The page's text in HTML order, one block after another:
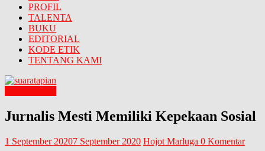
PROFIL
TALENTA
BUKU
EDITORIAL
KODE ETIK
TENTANG KAMI
Jurnalis Mesti Memiliki Kepekaan Sosial
1 September 20207 September 2020 Hojot Marluga 0 Komentar